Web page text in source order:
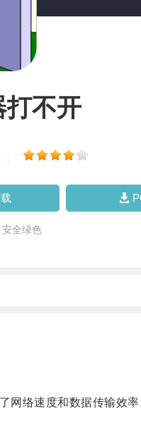
打不开
全绿色
络速度和数据传输效率